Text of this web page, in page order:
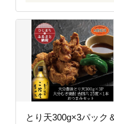
とり天300g×3パック